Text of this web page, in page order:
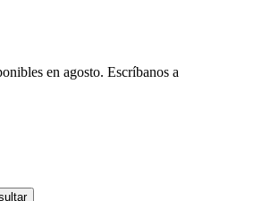
en agosto. Escríbanos a